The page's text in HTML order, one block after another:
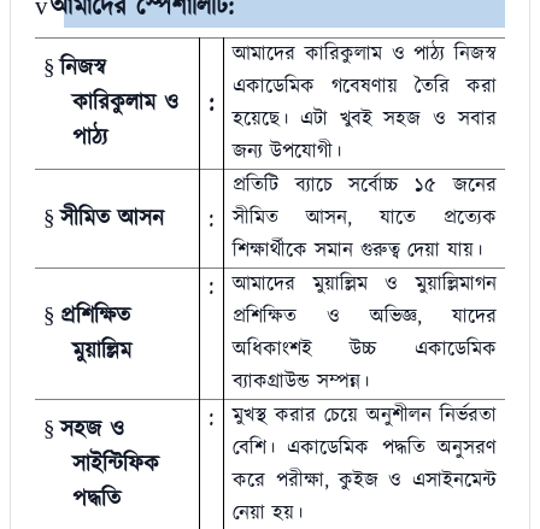
§ নিজস্ব
কারিকুলাম ও
পাঠ্য
:
আমাদের কারিকুলাম ও পাঠ্য নিজস্ব
একাডেমিক গবেষণায় তৈরি করা
হয়েছে। এটা খুবই সহজ ও সবার
জন্য উপযোগী।
§ সীমিত আসন :
প্রতিটি ব্যাচে সর্বোচ্চ ১৫ জনের
সীমিত আসন,যাতে প্রত্যেক
শিক্ষার্থীকে সমান গুরুত্ব দেয়া যায়।
§ প্রশিক্ষিত
মুয়াল্লিম
:
আমাদের মুয়াল্লিম ও মুয়াল্লিমাগন
প্রশিক্ষিত ও অভিজ্ঞ,যাদের
অধিকাংশই উচ্চ একাডেমিক
ব্যাকগ্রাউন্ড সম্পন্ন।
§ সহজ ও
সাইন্টিফিক
পদ্ধতি
:
মুখস্থ করার চেয়ে অনুশীলন নির্ভরতা
বেশি। একাডেমিক পদ্ধতি অনুসরণ
করে পরীক্ষা, কুইজ ও এসাইনমেন্ট
নেয়া হয়।